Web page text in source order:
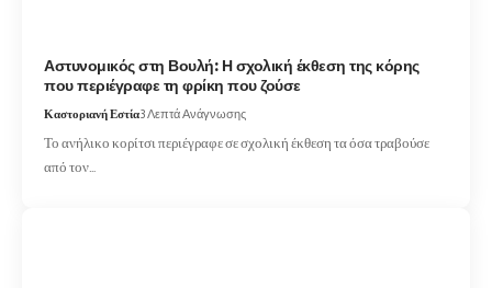
Αστυνομικός στη Βουλή: Η σχολική έκθεση της κόρης
που περιέγραφε τη φρίκη που ζούσε
Καστοριανή Εστία3 Λεπτά Ανάγνωσης
Το ανήλικο κορίτσι περιέγραφε σε σχολική έκθεση τα όσα τραβούσε
από τον…